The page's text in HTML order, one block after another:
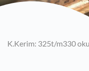
K.Kerim: 325t/m330